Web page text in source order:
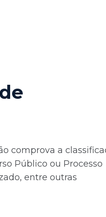
comprova a
Público ou Processo
entre outras